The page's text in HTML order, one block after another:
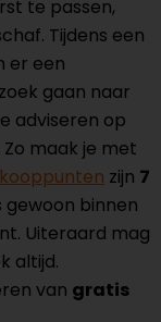
te passen,
Tijdens een
er een
gaan naar
adviseren op
maak je met
zijn 7
gewoon binnen
Uiteraard mag
altijd.
van gratis